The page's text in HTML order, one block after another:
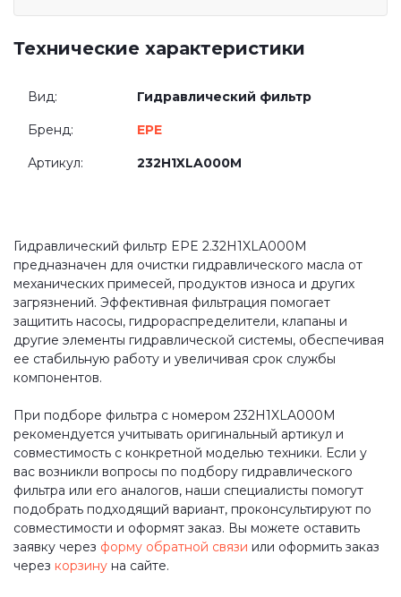
Технические характеристики
Вид: Гидравлический фильтр
Бренд: EPE
Артикул: 232H1XLA000M
Гидравлический фильтр EPE 2.32H1XLA000M
предназначен для очистки гидравлического масла от
механических примесей, продуктов износа и других
загрязнений. Эффективная фильтрация помогает
защитить насосы, гидрораспределители, клапаны и
другие элементы гидравлической системы, обеспечивая
ее стабильную работу и увеличивая срок службы
компонентов.
При подборе фильтра с номером 232H1XLA000M
рекомендуется учитывать оригинальный артикул и
совместимость с конкретной моделью техники. Если у
вас возникли вопросы по подбору гидравлического
фильтра или его аналогов, наши специалисты помогут
подобрать подходящий вариант, проконсультируют по
совместимости и оформят заказ. Вы можете оставить
заявку через форму обратной связи или оформить заказ
через корзину на сайте.